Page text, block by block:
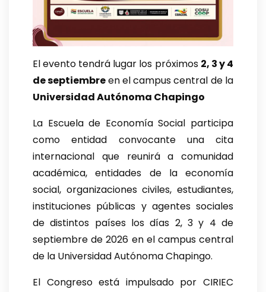
El evento tendrá lugar los próximos 2, 3 y 4
de septiembreen el campus central de la
Universidad Autónoma Chapingo
La Escuela de Economía Social participa
como entidad convocante una cita
internacional que reunirá a comunidad
académica, entidades de la economía
social, organizaciones civiles, estudiantes,
instituciones públicas y agentes sociales
de distintos países los días 2, 3 y 4 de
septiembre de 2026 en el campus central
de la Universidad Autónoma Chapingo.
El Congreso está impulsado por CIRIEC